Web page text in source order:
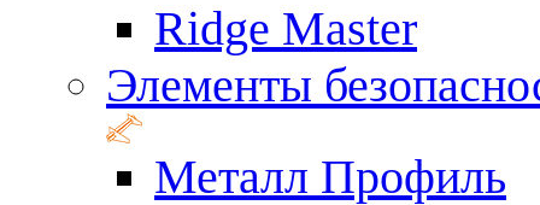
Ridge Master
Элементы
Металл Профиль